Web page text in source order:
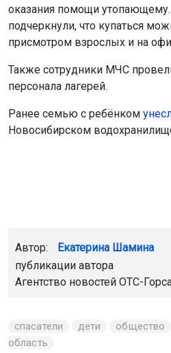
оказания помощи
подчеркнули, что купаться
присмотром взрослых и на
Также сотрудники МЧС
персонала лагерей.
Ранее семью с ребёнком
Новосибирском
Автор: Екатерина Шамина
публикации автора
Агентство новостей ОТС-
спасатели дети общество
область